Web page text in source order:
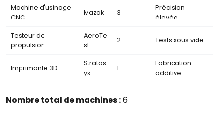
Machine d'usinage
CNC
Mazak 3
Précision
élevée
Testeur de
propulsion
AeroTe
st
2 Tests sous vide
Imprimante 3D
Stratas
ys
1
Fabrication
additive
Nombre total de machines :6